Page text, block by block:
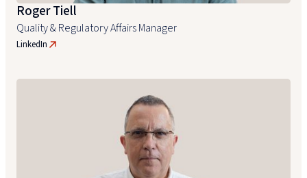
Roger Tiell
Quality & Regulatory Affairs Manager
LinkedIn